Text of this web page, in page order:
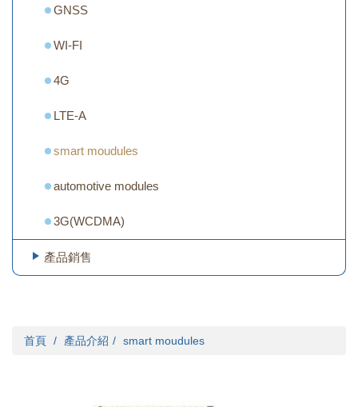
GNSS
WI-FI
4G
LTE-A
smart moudules
automotive modules
3G(WCDMA)
產品銷售
首頁 產品介紹 smart moudules